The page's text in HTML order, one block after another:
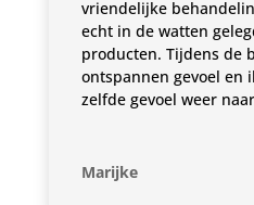
vriendelijke
echt in de watten
producten. Tijdens de
ontspannen gevoel en
zelfde gevoel weer
Marijke